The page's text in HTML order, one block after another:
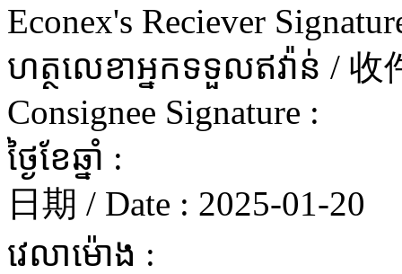
Econex's Reciever
ហត្ថលេខាអ្នកទទួលឥវ៉ាន់ /
Consignee Signature :
ថ្ងៃខែឆ្នាំ :
日期 / Date : 2025-01-20
វេលាម៉ោង :